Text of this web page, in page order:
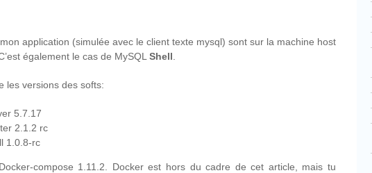
application (simulée avec le client texte mysql) sont sur la machine host
également le cas de MySQL Shell
les versions des softs:
5.7.17
2.1.2 rc
1.0.8-rc
compose 1.11.2. Docker est hors du cadre de cet article, mais tu